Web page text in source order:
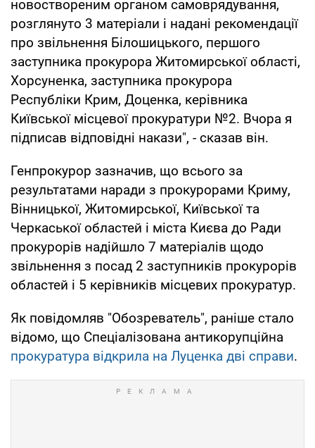
новоствореним органом самоврядування,
розглянуто 3 матеріали і надані рекомендації
про звільнення Білошицького, першого
заступника прокурора Житомирської області,
Хорсуненка, заступника прокурора
Республіки Крим, Доценка, керівника
Київської місцевої прокуратури №2. Вчора я
підписав відповідні накази", - сказав він.
Генпрокурор зазначив, що всього за
результатами наради з прокурорами Криму,
Вінницької, Житомирської, Київської та
Черкаської областей і міста Києва до Ради
прокурорів надійшло 7 матеріалів щодо
звільнення з посад 2 заступників прокурорів
областей і 5 керівників місцевих прокуратур.
Як повідомляв "Обозреватель", раніше стало
відомо, що Спеціалізована антикорупційна
прокуратура відкрила на Луценка дві справи.